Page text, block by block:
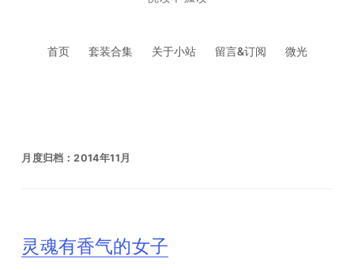
首页 套装合集 关于小站 留言&订阅 微光
月度归档：2014年11月
灵魂有香气的女子